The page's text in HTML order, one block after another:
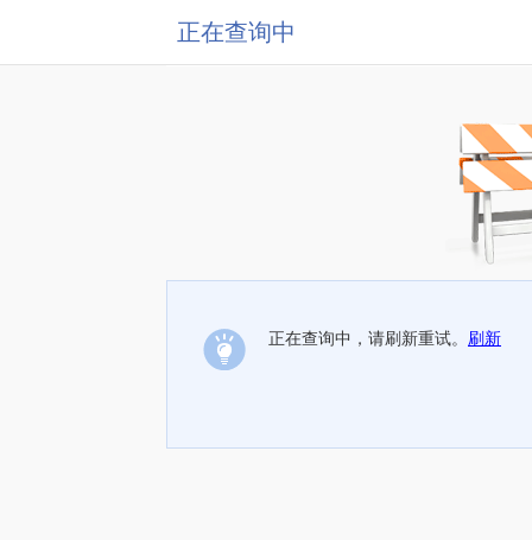
正在查询中
正在查询中，请刷新重试。 刷新